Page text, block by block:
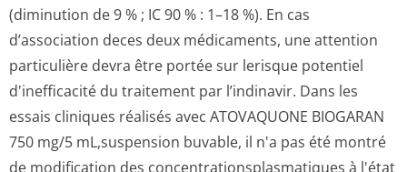
(diminution de 9 % ; IC 90 % : 1–18 %). En cas
d’association deces deux médicaments, une attention
particulière devra être portée sur lerisque potentiel
d'inefficacité du traitement par l’indinavir. Dans les
essais cliniques réalisés avec ATOVAQUONE BIOGARAN
750 mg/5 mL,suspension buvable, il n'a pas été montré
de modification des concentration­splasmatiques à l'état